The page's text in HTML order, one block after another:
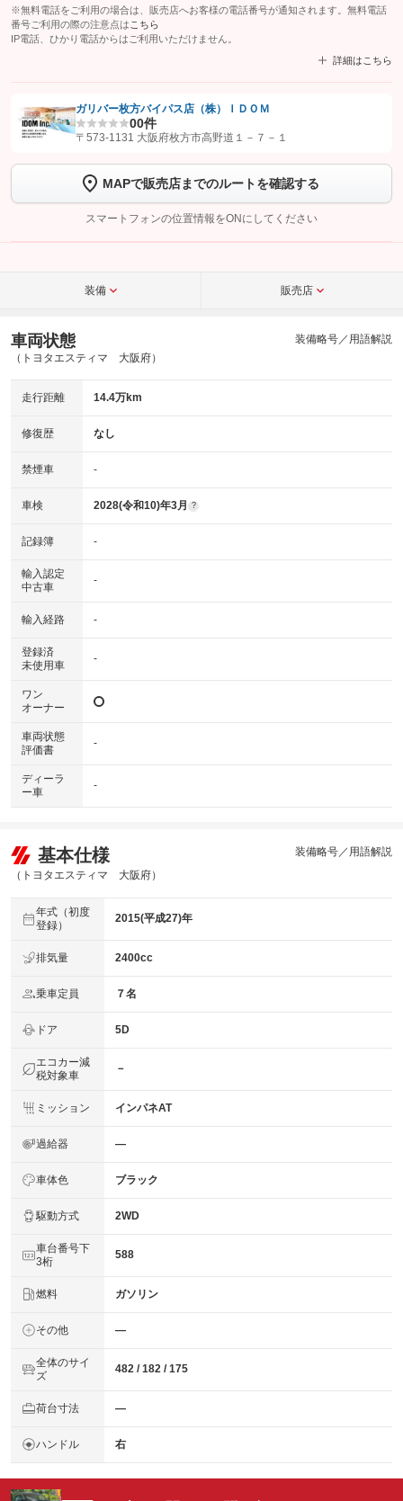
※無料電話をご利用の場合は、販売店へお客様の電話番号が通知されます。無料電話
番号ご利用の際の注意点は こちら
IP電話、ひかり電話からはご利用いただけません。
詳細はこちら
【STEP1】認証画面でグーネットを友だち追加してから「許可する」ボタンを押
トーク画面で
ボタンをタップして問い合わせを
完了してください。
こちら
ガリバー枚方バイパス店（株）ＩＤＯＭ
00件
〒573-1131 大阪府枚方市高野道１－７－１
MAPで販売店までのルートを確認する
スマートフォンの位置情報をONにしてください
装備 販売店
車両状態
（トヨタエスティマ 大阪府）
装備略号／用語解説
走行距離 14.4万km
修復歴 なし
禁煙車 -
車検 2028(令和10)年3月 ?
記録簿 -
輸入認定
中古車
-
輸入経路 -
登録済
未使用車
-
ワン
オーナー
車両状態
評価書
-
ディーラ
ー車
-
基本仕様
（トヨタエスティマ 大阪府）
装備略号／用語解説
年式（初度
登録）
2015(平成27)年
排気量 2400cc
乗車定員 ７名
ドア 5D
エコカー減
税対象車
－
ミッション インパネAT
過給器 ―
車体色 ブラック
駆動方式 2WD
車台番号下
3桁
588
燃料 ガソリン
その他 ―
全体のサイ
ズ
482 / 182 / 175
荷台寸法 ―
ハンドル 右